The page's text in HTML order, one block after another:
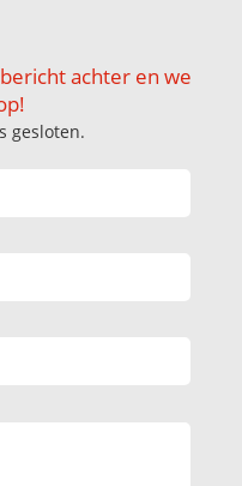
achter en we
gesloten.